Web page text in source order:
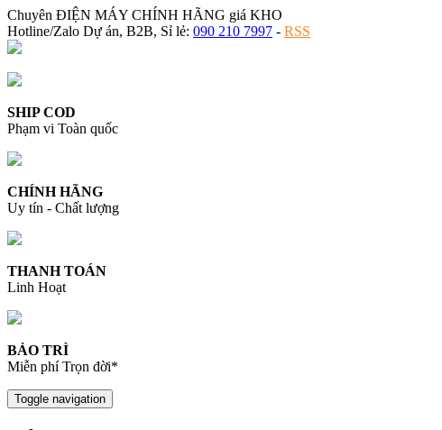
Chuyên ĐIỆN MÁY CHÍNH HÃNG giá KHO
Hotline/Zalo Dự án, B2B, Sỉ lẻ: 090 210 7997 - RSS
SHIP COD
Phạm vi Toàn quốc
CHÍNH HÃNG
Uy tín - Chất lượng
THANH TOÁN
Linh Hoạt
BẢO TRÌ
Miễn phí Trọn đời*
Toggle navigation